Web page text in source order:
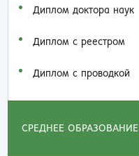
Диплом доктора наук
Диплом с реестром
Диплом с проводкой
СРЕДНЕЕ ОБРАЗОВАНИЕ